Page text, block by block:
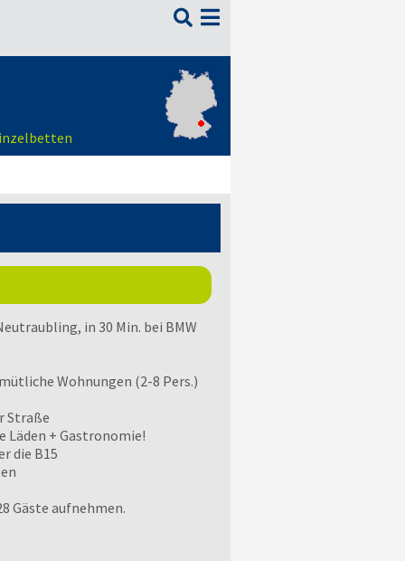

in 30 Min. bei BMW
Wohnungen (2-8 Pers.)
Straße
Läden + Gastronomie!
die B15
Gäste aufnehmen.